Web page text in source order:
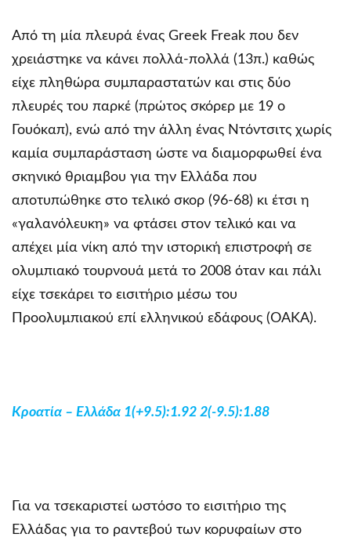
Από τη μία πλευρά ένας Greek Freak που δεν
χρειάστηκε να κάνει πολλά-πολλά (13π.) καθώς
είχε πληθώρα συμπαραστατών και στις δύο
πλευρές του παρκέ (πρώτος σκόρερ με 19 ο
Γουόκαπ), ενώ από την άλλη ένας Ντόντσιτς χωρίς
καμία συμπαράσταση ώστε να διαμορφωθεί ένα
σκηνικό θριαμβου για την Ελλάδα που
αποτυπώθηκε στο τελικό σκορ (96-68) κι έτσι η
«γαλανόλευκη» να φτάσει στον τελικό και να
απέχει μία νίκη από την ιστορική επιστροφή σε
ολυμπιακό τουρνουά μετά το 2008 όταν και πάλι
είχε τσεκάρει το εισιτήριο μέσω του
Προολυμπιακού επί ελληνικού εδάφους (ΟΑΚΑ).
Κροατία – Ελλάδα 1(+9.5):1.92 2(-9.5):1.88
Για να τσεκαριστεί ωστόσο το εισιτήριο της
Ελλάδας για το ραντεβού των κορυφαίων στο